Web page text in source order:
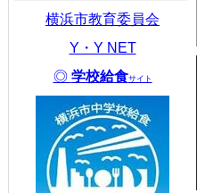
横浜市教育委員会
Y・Y NET
◎ 学校給食サイト